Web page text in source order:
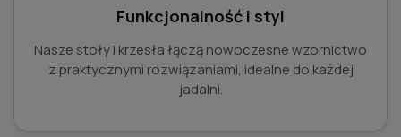
Funkcjonalność i styl
Nasze stoły i krzesła łączą nowoczesne wzornictwo
z praktycznymi rozwiązaniami, idealne do każdej
jadalni.